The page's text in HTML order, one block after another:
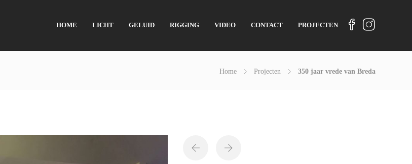
HOME LICHT GELUID RIGGING VIDEO CONTACT PROJECTEN
Home Projecten 350 jaar vrede van Breda